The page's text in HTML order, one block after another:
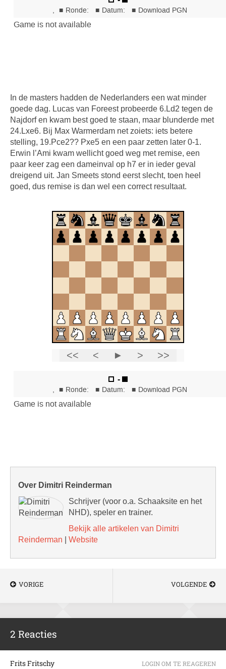
In de masters hadden de Nederlanders een wat minder
goede dag. Lucas van Foreest probeerde 6.Ld2 tegen de
Najdorf en kwam best goed te staan, maar blunderde met
24.Lxe6. Bij Max Warmerdam net zoiets: iets betere
stelling, 19.Pce2?? Pxe5 en een paar zetten later 0-1.
Erwin l’Ami kwam wellicht goed weg met remise, een
paar keer zag een dameinval op h7 er in ieder geval
dreigend uit. Jan Smeets stond eerst slecht, toen heel
goed, dus remise is dan wel een correct resultaat.
Over Dimitri Reinderman
Schrijver (voor o.a. Schaaksite en het
NHD), speler en trainer.
Bekijk alle artikelen van Dimitri
Reinderman
Website
VORIGE VOLGENDE
2 Reacties
Frits Fritschy LOGIN OM TE REAGEREN